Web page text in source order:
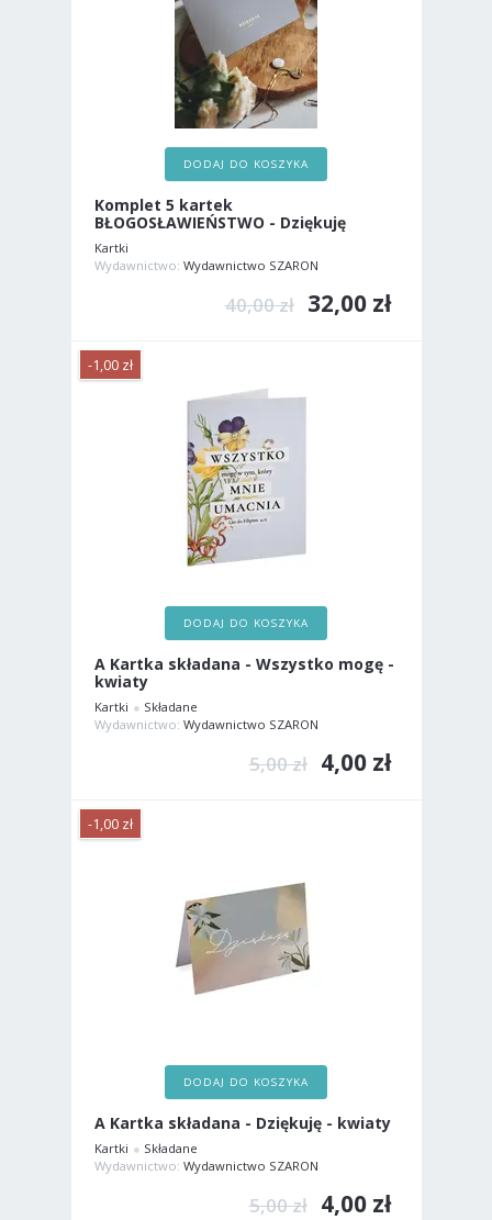
DODAJ DO KOSZYKA
Komplet 5 kartek
BŁOGOSŁAWIEŃSTWO - Dziękuję
Kartki
Wydawnictwo: Wydawnictwo SZARON
40,00 zł 32,00 zł
-1,00 zł
DODAJ DO KOSZYKA
A Kartka składana - Wszystko mogę -
kwiaty
Kartki
Składane
Wydawnictwo: Wydawnictwo SZARON
5,00 zł 4,00 zł
-1,00 zł
DODAJ DO KOSZYKA
A Kartka składana - Dziękuję - kwiaty
Kartki
Składane
Wydawnictwo: Wydawnictwo SZARON
5,00 zł 4,00 zł